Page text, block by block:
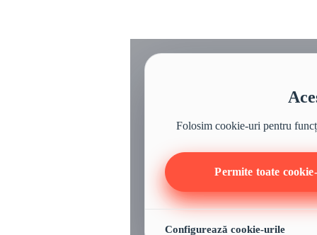
Folosim cookie-uri pentru
Permite toate
Configurează cookie-urile